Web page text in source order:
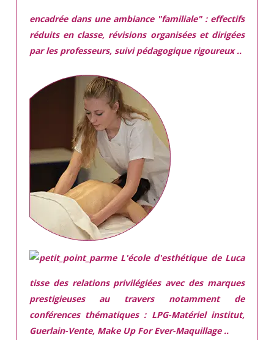
encadrée dans une ambiance "familiale" : effectifs
réduits en classe, révisions organisées et dirigées
par les professeurs, suivi pédagogique rigoureux ..
L'école d'esthétique de Luca
tisse des relations privilégiées avec des marques
prestigieuses au travers notamment de
conférences thématiques : LPG-Matériel institut,
Guerlain-Vente, Make Up For Ever-Maquillage ..